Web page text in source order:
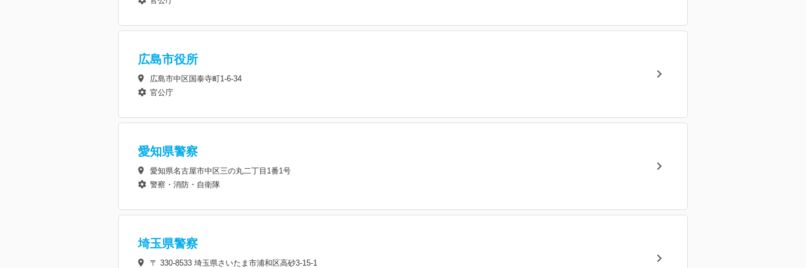
広島市役所
広島市中区国泰寺町1-6-34
官公庁
愛知県警察
愛知県名古屋市中区三の丸二丁目1番1号
警察・消防・自衛隊
埼玉県警察
〒 330-8533 埼玉県さいたま市浦和区高砂3-15-1